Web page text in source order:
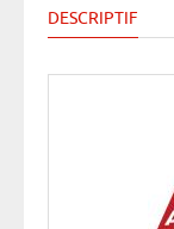
DESCRIPTIF